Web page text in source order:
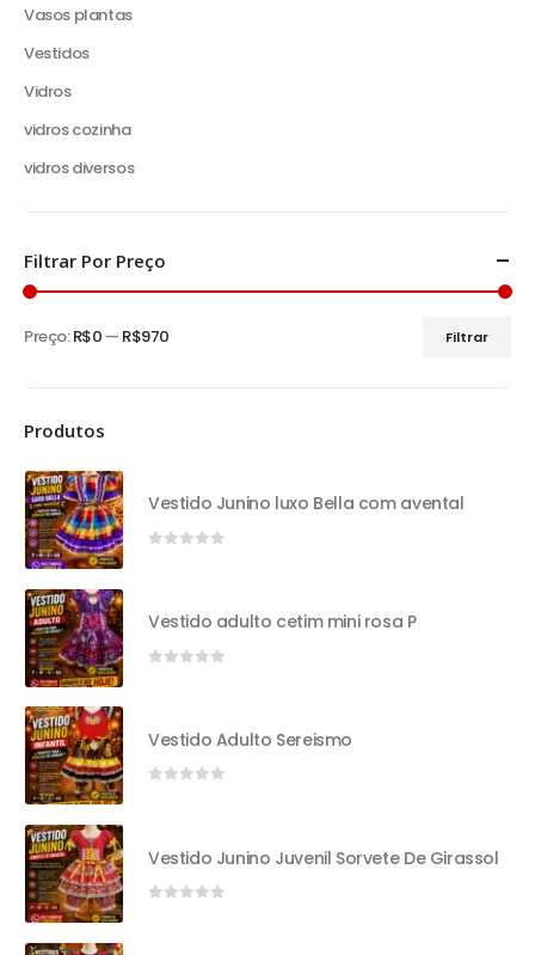
Vasos plantas
Vestidos
Vidros
vidros cozinha
vidros diversos
Filtrar Por Preço
Filtrar
Preço:R$0 — R$970
Produtos
Vestido Junino luxo Bella com avental
Vestido adulto cetim mini rosa P
Vestido Adulto Sereismo
Vestido Junino Juvenil Sorvete De Girassol